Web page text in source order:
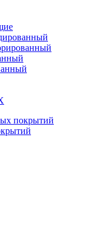
покрытий